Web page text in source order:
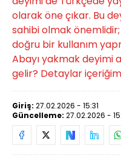
olarak öne çıkar. Bu
sahibi olmak
doğru bir kullanım
Abayı yakmak deyimi
gelir? Detaylar
Giriş: 27.02.2026 - 15:31
Güncelleme: 27.02.2026 -